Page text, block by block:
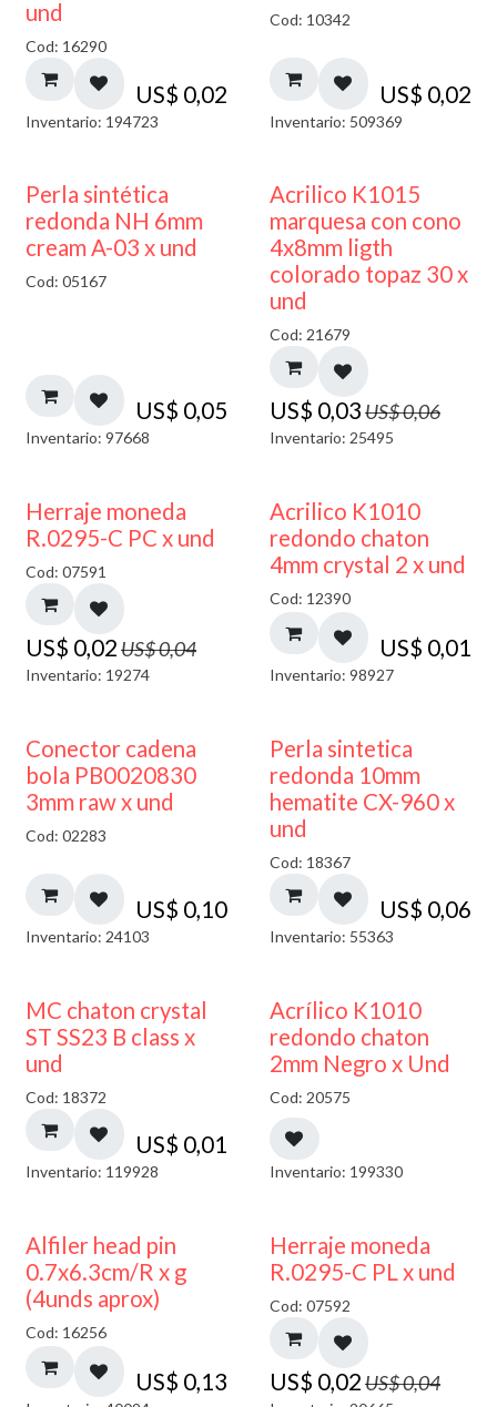
und
Cod: 16290
US$ 0,02
Inventario: 194723
Cod: 10342
US$ 0,02
Inventario: 509369
Perla sintética
redonda NH 6mm
cream A-03 x und
Cod: 05167
US$ 0,05
Inventario: 97668
50% DESCUENTO
Acrilico K1015
marquesa con cono
4x8mm ligth
colorado topaz 30 x
und
Cod: 21679
US$ 0,03US$0,06
Inventario: 25495
50% DESCUENTO
Herraje moneda
R.0295-C PC x und
Cod: 07591
US$ 0,02US$0,04
Inventario: 19274
50% DESCUENTO
Acrilico K1010
redondo chaton
4mm crystal 2 x und
Cod: 12390
US$ 0,01
Inventario: 98927
Conector cadena
bola PB0020830
3mm raw x und
Cod: 02283
US$ 0,10
Inventario: 24103
Perla sintetica
redonda 10mm
hematite CX-960 x
und
Cod: 18367
US$ 0,06
Inventario: 55363
MC chaton crystal
ST SS23 B class x
und
Cod: 18372
US$ 0,01
Inventario: 119928
50% DESCUENTO
Acrílico K1010
redondo chaton
2mm Negro x Und
Cod: 20575
Inventario: 199330
Alfiler head pin
0.7x6.3cm/R x g
(4unds aprox)
Cod: 16256
US$ 0,13
50% DESCUENTO
Herraje moneda
R.0295-C PL x und
Cod: 07592
US$ 0,02US$0,04